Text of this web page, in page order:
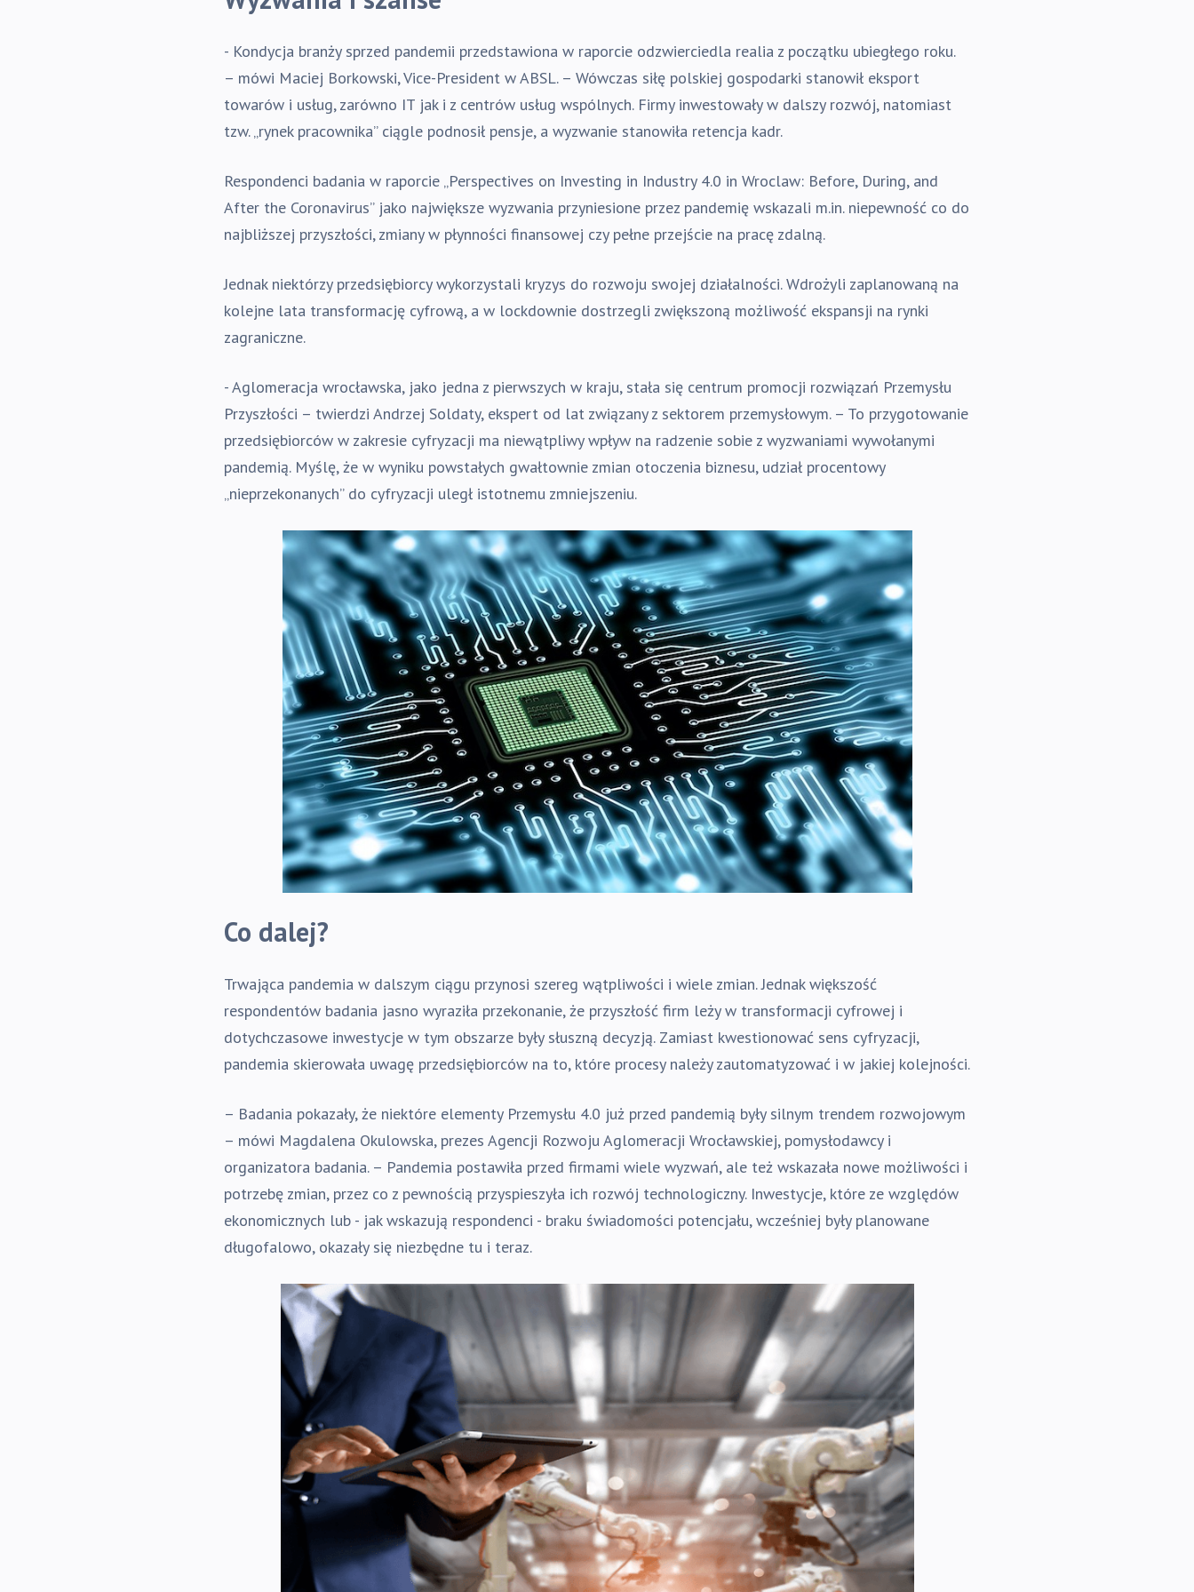
- Kondycja branży sprzed pandemii przedstawiona w raporcie odzwierciedla realia z początku ubiegłego roku.
– mówi Maciej Borkowski, Vice-President w ABSL. – Wówczas siłę polskiej gospodarki stanowił eksport
towarów i usług, zarówno IT jak i z centrów usług wspólnych. Firmy inwestowały w dalszy rozwój, natomiast
tzw. „rynek pracownika” ciągle podnosił pensje, a wyzwanie stanowiła retencja kadr.
Respondenci badania w raporcie „Perspectives on Investing in Industry 4.0 in Wroclaw: Before, During, and
After the Coronavirus” jako największe wyzwania przyniesione przez pandemię wskazali m.in. niepewność co do
najbliższej przyszłości, zmiany w płynności finansowej czy pełne przejście na pracę zdalną.
Jednak niektórzy przedsiębiorcy wykorzystali kryzys do rozwoju swojej działalności. Wdrożyli zaplanowaną na
kolejne lata transformację cyfrową, a w lockdownie dostrzegli zwiększoną możliwość ekspansji na rynki
zagraniczne.
- Aglomeracja wrocławska, jako jedna z pierwszych w kraju, stała się centrum promocji rozwiązań Przemysłu
Przyszłości – twierdzi Andrzej Soldaty, ekspert od lat związany z sektorem przemysłowym. – To przygotowanie
przedsiębiorców w zakresie cyfryzacji ma niewątpliwy wpływ na radzenie sobie z wyzwaniami wywołanymi
pandemią. Myślę, że w wyniku powstałych gwałtownie zmian otoczenia biznesu, udział procentowy
„nieprzekonanych” do cyfryzacji uległ istotnemu zmniejszeniu.
Co dalej?
Trwająca pandemia w dalszym ciągu przynosi szereg wątpliwości i wiele zmian. Jednak większość
respondentów badania jasno wyraziła przekonanie, że przyszłość firm leży w transformacji cyfrowej i
dotychczasowe inwestycje w tym obszarze były słuszną decyzją. Zamiast kwestionować sens cyfryzacji,
pandemia skierowała uwagę przedsiębiorców na to, które procesy należy zautomatyzować i w jakiej kolejności.
– Badania pokazały, że niektóre elementy Przemysłu 4.0 już przed pandemią były silnym trendem rozwojowym
– mówi Magdalena Okulowska, prezes Agencji Rozwoju Aglomeracji Wrocławskiej, pomysłodawcy i
organizatora badania. – Pandemia postawiła przed firmami wiele wyzwań, ale też wskazała nowe możliwości i
potrzebę zmian, przez co z pewnością przyspieszyła ich rozwój technologiczny. Inwestycje, które ze względów
ekonomicznych lub - jak wskazują respondenci - braku świadomości potencjału, wcześniej były planowane
długofalowo, okazały się niezbędne tu i teraz.